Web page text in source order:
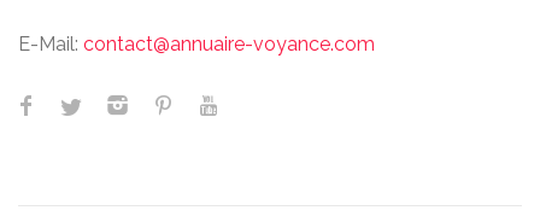
E-Mail: contact@annuaire-voyance.com